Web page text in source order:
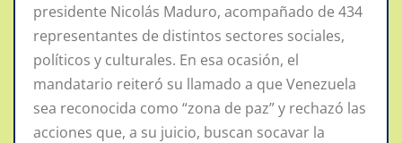
presidente Nicolás Maduro, acompañado de 434
representantes de distintos sectores sociales,
políticos y culturales. En esa ocasión, el
mandatario reiteró su llamado a que Venezuela
sea reconocida como “zona de paz” y rechazó las
acciones que, a su juicio, buscan socavar la